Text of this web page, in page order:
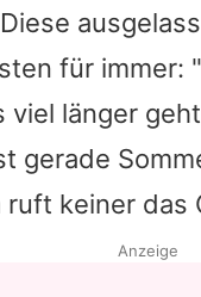
Diese
für immer:
länger
gerade
keiner das
Anzeige